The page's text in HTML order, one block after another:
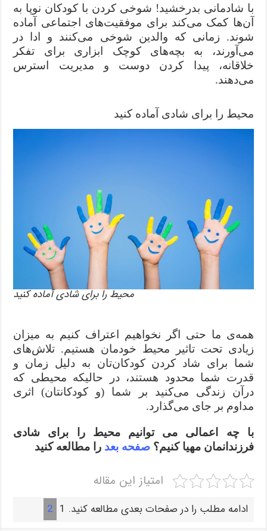
با شادمانی بدرخشید! شوخی کردن با کودکان نوپا به
آن‌ها کمک می‌کند برای موفقیت‌‌های اجتماعی آماده
شوند. زمانی که والدین شوخی می‌کنند و ادا در
می‌آورند، به بچه‌های کوچک ابزاری برای تفکر
خلاقانه، پیدا کردن دوست و مدیریت استرس
می‌دهند.
محیط را برای شادی آماده کنید
محیط را برای شادی آماده کنید
همه‌ی ما حتی اگر نخواهیم اعتراف کنیم به میزان
زیادی تحت تاثیر محیط خودمان هستیم. تلاش‌های
شما برای شاد کردن کودکان‌تان به دلیل زمان و
قدرت شما محدود هستند، در حالیکه محیطی که
درآن زندگی می‌کنید بر شما (و کودکانتان) اثری
مداوم بر جای می‌گذارد.
با چه اعمالی می توانیم محیط را برای شادی
فرزندانمان مهیا کنیم؟صفحه بعدرا مطالعه کنید
امتیاز این مقاله
ادامه مطلب را در صفحات بعدی مطالعه کنید. 1
2